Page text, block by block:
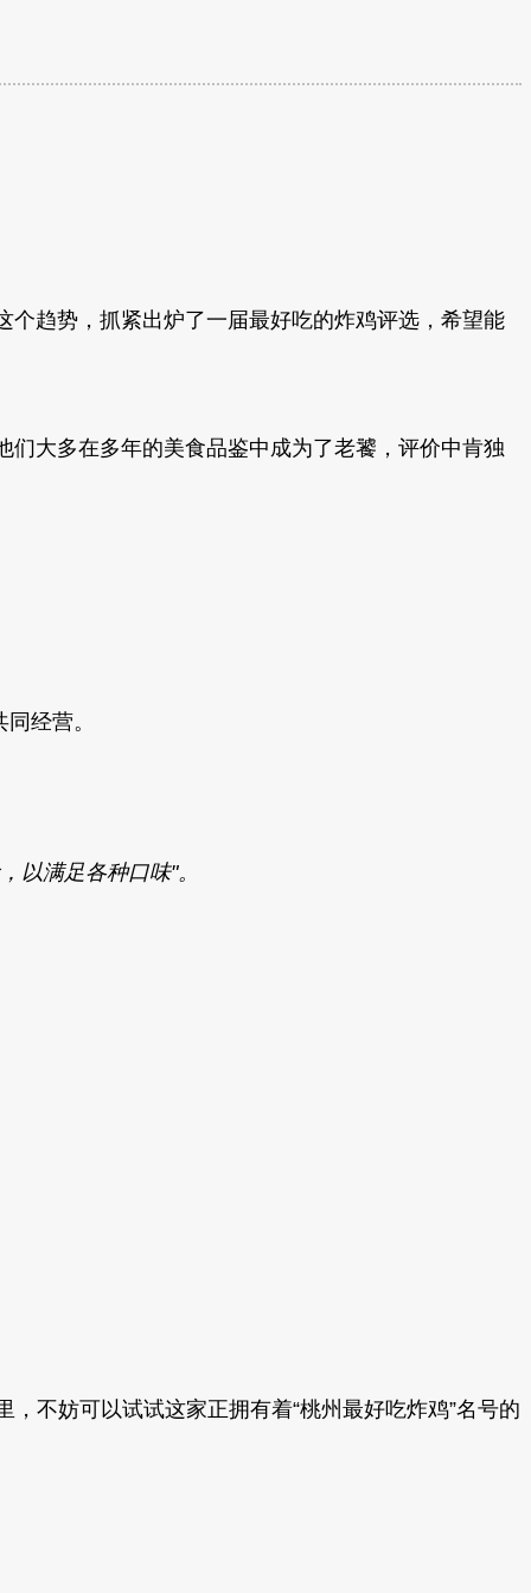
趋势，抓紧出炉了一届最好吃的炸鸡评选，希望能
大多在多年的美食品鉴中成为了老饕，评价中肯独
经营。
以满足各种口味"。
不妨可以试试这家正拥有着“桃州最好吃炸鸡”名号的